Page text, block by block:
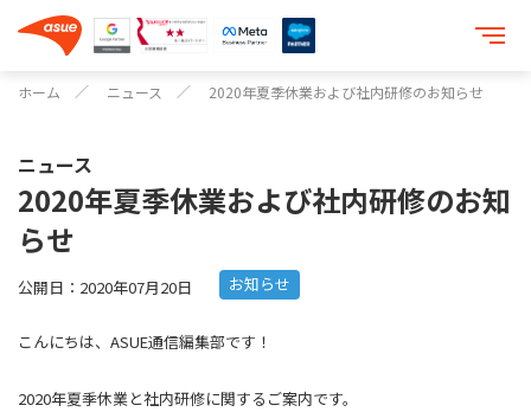
ホーム ニュース 2020年夏季休業および社内研修のお知らせ
ニュース
2020年夏季休業および社内研修のお知
らせ
公開日： 2020年07月20日 お知らせ
こんにちは、 ASUE通信編集部です！
2020年夏季休業と社内研修に関するご案内です。